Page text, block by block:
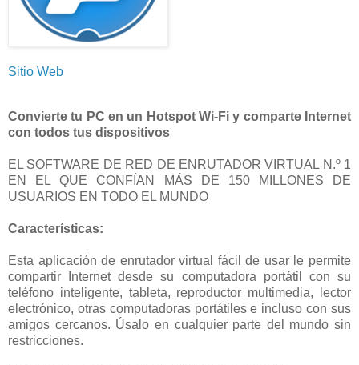
Sitio Web
Convierte tu PC en un Hotspot Wi-Fi y comparte Internet
con todos tus dispositivos
EL SOFTWARE DE RED DE ENRUTADOR VIRTUAL N.º 1
EN EL QUE CONFÍAN MÁS DE 150 MILLONES DE
USUARIOS EN TODO EL MUNDO
Características:
Esta aplicación de enrutador virtual fácil de usar le permite
compartir Internet desde su computadora portátil con su
teléfono inteligente, tableta, reproductor multimedia, lector
electrónico, otras computadoras portátiles e incluso con sus
amigos cercanos. Úsalo en cualquier parte del mundo sin
restricciones.